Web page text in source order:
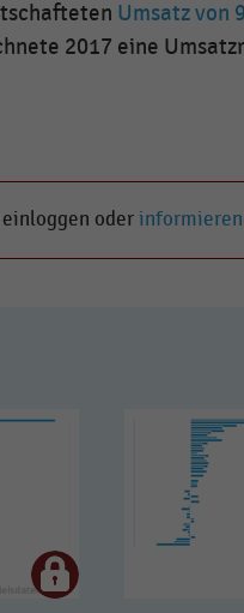
Umsatz von
2017 eine
oder informieren